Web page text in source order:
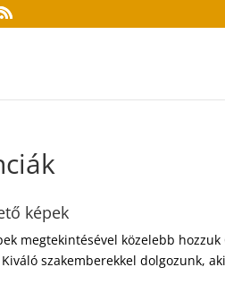
képek
megtekintésével közelebb
szakemberekkel dolgozunk,